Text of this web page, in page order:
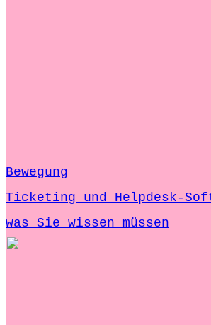
Bewegung
Ticketing und Helpdesk-
was Sie wissen müssen